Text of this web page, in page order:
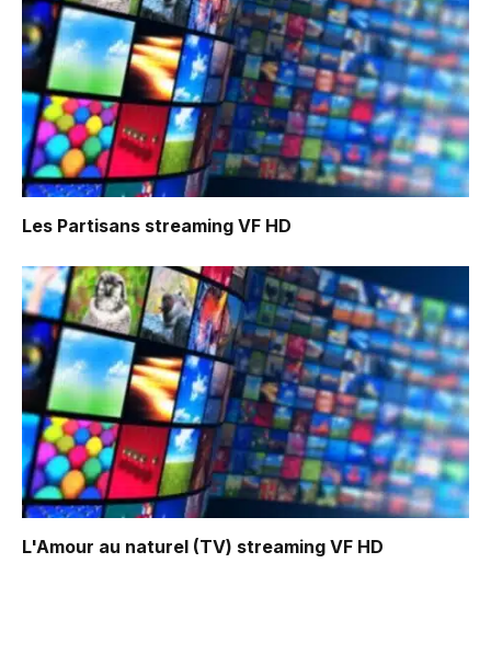
Les Partisans streaming VF HD
L'Amour au naturel (TV) streaming VF HD